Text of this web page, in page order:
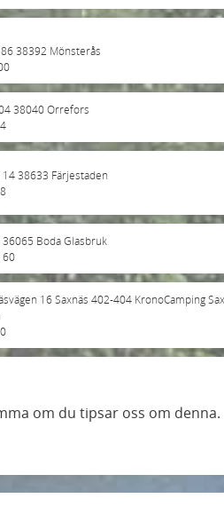
38392 Mönsterås
38040 Orrefors
38633 Färjestaden
36065 Boda Glasbruk
60
16 Saxnäs 402-404 KronoCamping
om du tipsar oss om denna.